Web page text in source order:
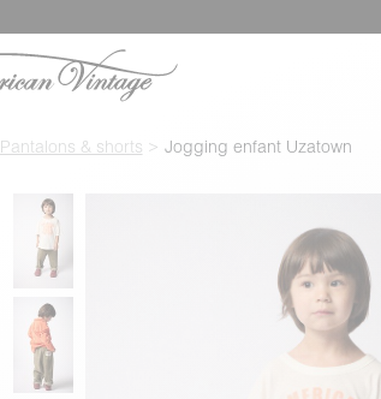
Pantalons & shorts Jogging enfant Uzatown